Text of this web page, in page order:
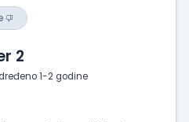
2
1-2 godine